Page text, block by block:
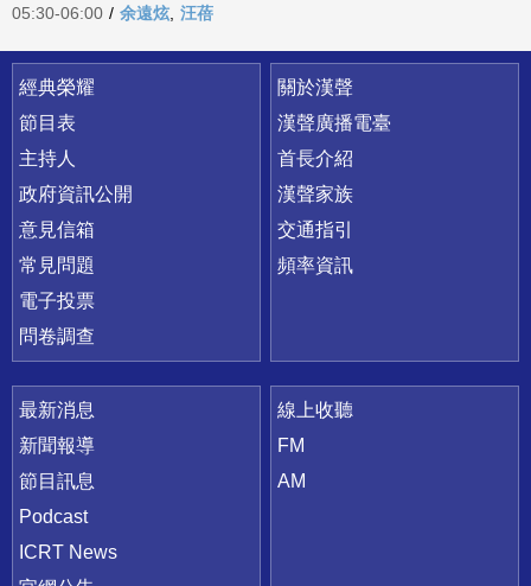
05:30-06:00 / 余遠炫 汪蓓
快速連結
經典榮耀
節目表
主持人
政府資訊公開
意見信箱
常見問題
電子投票
問卷調查
關於漢聲
漢聲廣播電臺
首長介紹
漢聲家族
交通指引
頻率資訊
最新消息
新聞報導
節目訊息
Podcast
ICRT News
線上收聽
FM
AM